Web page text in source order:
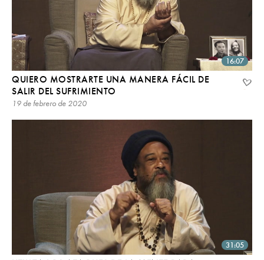
16:07
QUIERO MOSTRARTE UNA MANERA FÁCIL DE
SALIR DEL SUFRIMIENTO
19 de febrero de 2020
31:05